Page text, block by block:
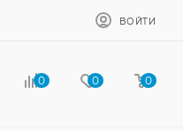
ВОЙТИ
0 0 0